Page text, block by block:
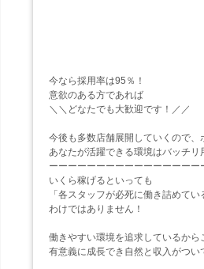
今なら採用率は95％！
意欲のある方であれば
＼＼どなたでも大歓迎です！／／
今後も多数店舗展開していくので、
あなたが活躍できる環境はバッチ
ーーーーーーーーーーーーーーー
いくら稼げるといっても
「各スタッフが必死に働き詰めてい
わけではありません！
働きやすい環境を追求しているから
有意義に成長でき自然と収入がつ